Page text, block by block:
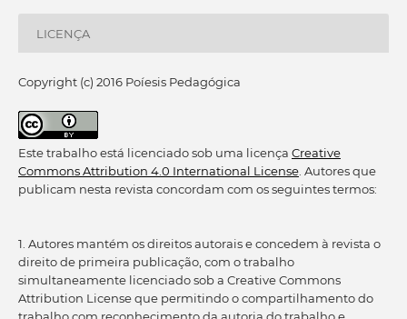
LICENÇA
Copyright (c) 2016 Poíesis Pedagógica
Este trabalho está licenciado sob uma licença Creative
Commons Attribution 4.0 International License. Autores que
publicam nesta revista concordam com os seguintes termos:
1. Autores mantém os direitos autorais e concedem à revista o
direito de primeira publicação, com o trabalho
simultaneamente licenciado sob a Creative Commons
Attribution License que permitindo o compartilhamento do